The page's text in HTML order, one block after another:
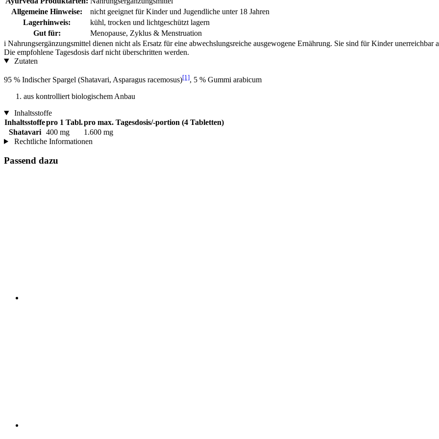
Allgemeine Hinweise:
nicht geeignet für Kinder und Jugendliche unter 18 Jahren
Lagerhinweis:
kühl, trocken und lichtgeschützt lagern
Gut für:
Menopause, Zyklus & Menstruation
i Nahrungsergänzungsmittel dienen nicht als Ersatz für eine abwechslungsreiche ausgewogene Ernährung. Sie sind für Kinder unerreichbar
Die empfohlene Tagesdosis darf nicht überschritten werden.
Zutaten
95 % Indischer Spargel (Shatavari, Asparagus racemosus)[1], 5 % Gummi arabicum
aus kontrolliert biologischem Anbau
Inhaltsstoffe
Inhaltsstoffepro 1 Tabl.pro max. Tagesdosis/-portion (4 Tabletten)
Shatavari
400 mg
1.600 mg
Rechtliche Informationen
Passend dazu